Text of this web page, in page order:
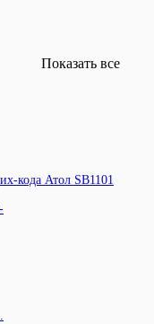
Показать все